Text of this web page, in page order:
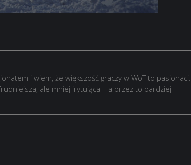
i wiem, że większość graczy w WoT to pasjonaci.
ale mniej irytująca – a przez to bardziej